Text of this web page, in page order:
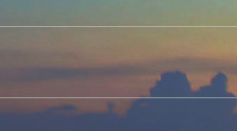
Next
post: